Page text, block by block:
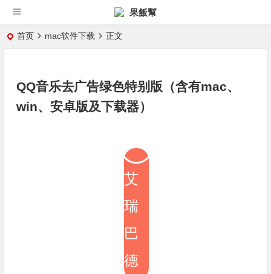
果飯幫
首页 mac软件下载 正文
QQ音乐去广告绿色特别版（含有mac、
win、安卓版及下载器）
艾
瑞
巴
德